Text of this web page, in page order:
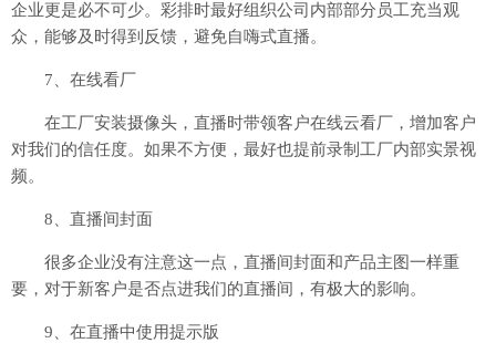
企业更是必不可少。彩排时最好组织公司内部部分员工充当观
众，能够及时得到反馈，避免自嗨式直播。
7、在线看厂
在工厂安装摄像头，直播时带领客户在线云看厂，增加客户
对我们的信任度。如果不方便，最好也提前录制工厂内部实景视
频。
8、直播间封面
很多企业没有注意这一点，直播间封面和产品主图一样重
要，对于新客户是否点进我们的直播间，有极大的影响。
9、在直播中使用提示版